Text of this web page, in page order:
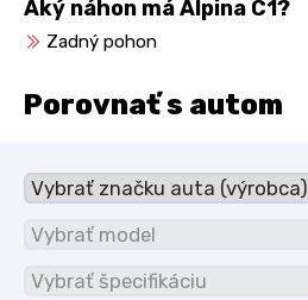
Aký náhon má Alpina C1?
Zadný pohon
Porovnať s autom